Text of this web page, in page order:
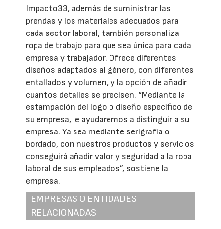
Impacto33, además de suministrar las
prendas y los materiales adecuados para
cada sector laboral, también personaliza
ropa de trabajo para que sea única para cada
empresa y trabajador. Ofrece diferentes
diseños adaptados al género, con diferentes
entallados y volumen, y la opción de añadir
cuantos detalles se precisen. “Mediante la
estampación del logo o diseño específico de
su empresa, le ayudaremos a distinguir a su
empresa. Ya sea mediante serigrafía o
bordado, con nuestros productos y servicios
conseguirá añadir valor y seguridad a la ropa
laboral de sus empleados”, sostiene la
empresa.
EMPRESAS O ENTIDADES
RELACIONADAS